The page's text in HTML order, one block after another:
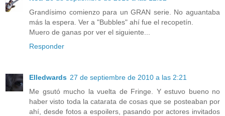
Grandísimo comienzo para un GRAN serie. No aguantaba
más la espera. Ver a "Bubbles" ahí fue el recopetín.
Muero de ganas por ver el siguiente...
Responder
Elledwards 27 de septiembre de 2010 a las 2:21
Me gsutó mucho la vuelta de Fringe. Y estuvo bueno no
haber visto toda la catarata de cosas que se posteaban por
ahí, desde fotos a espoilers, pasando por actores invitados